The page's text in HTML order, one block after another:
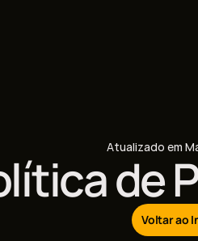
Atualizado em
de
Voltar ao